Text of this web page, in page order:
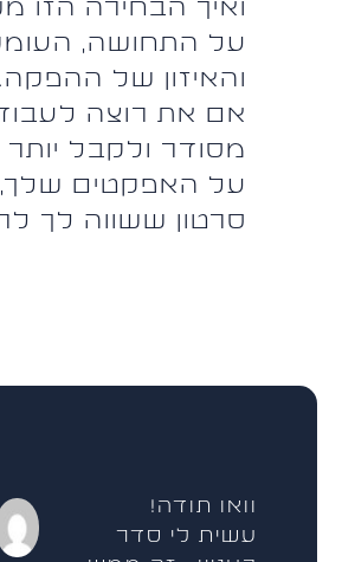
ואיך הבחירה הזו
על התחושה,
והאיזון של ההפקה.
אם את רוצה
מסודר ולקבל
על האפקטים
סרטון ששווה לך
וואו תודה!
עשית לי סדר